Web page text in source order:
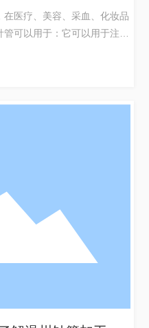
医疗、美容、采血、化妆品
可以用于：它可以用于注射
严格按照国家的医疗器械生
血液，避免伤害到血管和神
配方的比例和混合均匀度，
，它具有广泛的用途，可以
献力量。它是一项重要的制
。它的用途主要集中在医
先，它可应用于医疗需求。
部分，而温州针管加工就能
。它是一种重要的加工技